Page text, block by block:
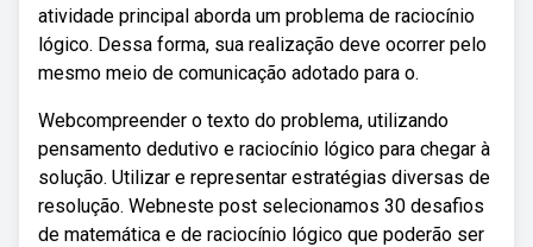
atividade principal aborda um problema de raciocínio
lógico. Dessa forma, sua realização deve ocorrer pelo
mesmo meio de comunicação adotado para o.
Webcompreender o texto do problema, utilizando
pensamento dedutivo e raciocínio lógico para chegar à
solução. Utilizar e representar estratégias diversas de
resolução. Webneste post selecionamos 30 desafios
de matemática e de raciocínio lógico que poderão ser